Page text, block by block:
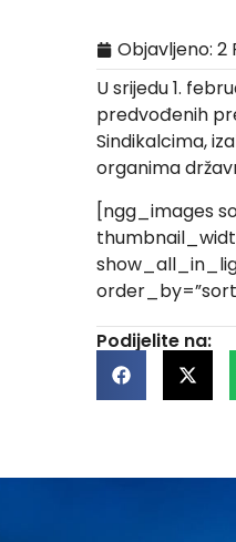
Objavljeno: 2
U srijedu 1.
predvođenih
Sindikalcima,
organima
[ngg_images
Podijelite na: